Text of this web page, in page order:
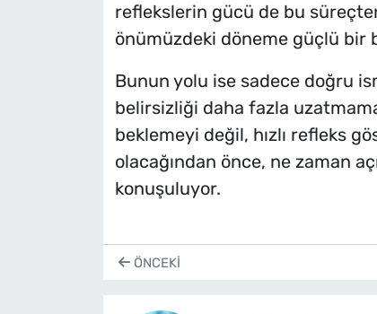
reflekslerin gücü de bu
önümüzdeki döneme güçlü bir
Bunun yolu ise sadece doğru
belirsizliği daha fazla
beklemeyi değil, hızlı refleks
olacağından önce, ne zaman
konuşuluyor.
ÖNCEKI